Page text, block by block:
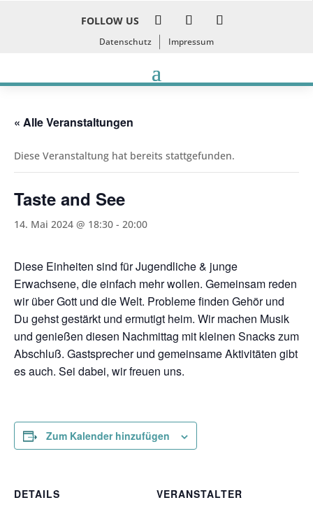
FOLLOW US
Datenschutz Impressum
« Alle Veranstaltungen
Diese Veranstaltung hat bereits stattgefunden.
Taste and See
14. Mai 2024 @ 18:30 - 20:00
Diese Einheiten sind für Jugendliche & junge
Erwachsene, die einfach mehr wollen. Gemeinsam reden
wir über Gott und die Welt. Probleme finden Gehör und
Du gehst gestärkt und ermutigt heim. Wir machen Musik
und genießen diesen Nachmittag mit kleinen Snacks zum
Abschluß. Gastsprecher und gemeinsame Aktivitäten gibt
es auch. Sei dabei, wir freuen uns.
Zum Kalender hinzufügen
DETAILS
VERANSTALTER